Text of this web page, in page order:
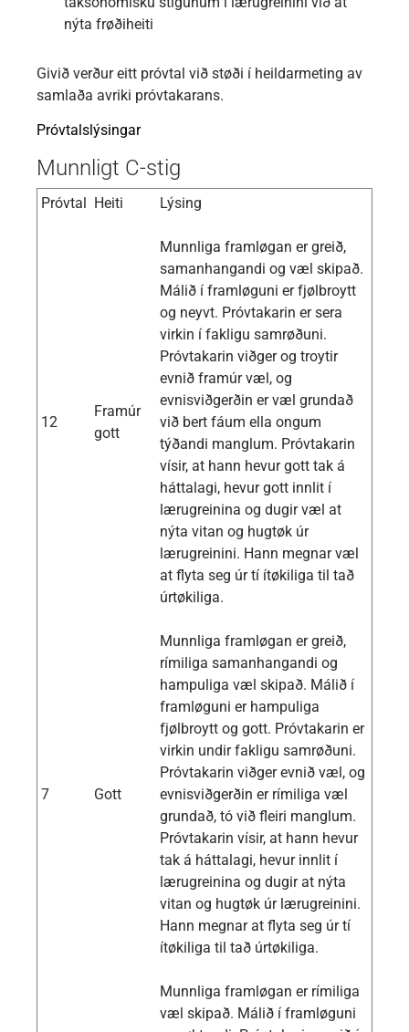
nýta frøðiheiti
Givið verður eitt próvtal við støði í heildarmeting av
samlaða avriki próvtakarans.
Próvtalslýsingar
Munnligt C-stig
Próvtal Heiti Lýsing
12
Framúr
gott
Munnliga framløgan er greið,
samanhangandi og væl skipað.
Málið í framløguni er fjølbroytt
og neyvt. Próvtakarin er sera
virkin í fakligu samrøðuni.
Próvtakarin viðger og troytir
evnið framúr væl, og
evnisviðgerðin er væl grundað
við bert fáum ella ongum
týðandi manglum. Próvtakarin
vísir, at hann hevur gott tak á
háttalagi, hevur gott innlit í
lærugreinina og dugir væl at
nýta vitan og hugtøk úr
lærugreinini. Hann megnar væl
at flyta seg úr tí ítøkiliga til tað
úrtøkiliga.
7 Gott
Munnliga framløgan er greið,
rímiliga samanhangandi og
hampuliga væl skipað. Málið í
framløguni er hampuliga
fjølbroytt og gott. Próvtakarin er
virkin undir fakligu samrøðuni.
Próvtakarin viðger evnið væl, og
evnisviðgerðin er rímiliga væl
grundað, tó við fleiri manglum.
Próvtakarin vísir, at hann hevur
tak á háttalagi, hevur innlit í
lærugreinina og dugir at nýta
vitan og hugtøk úr lærugreinini.
Hann megnar at flyta seg úr tí
ítøkiliga til tað úrtøkiliga.
Munnliga framløgan er rímiliga
væl skipað. Málið í framløguni